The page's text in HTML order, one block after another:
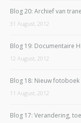
Blog 20: Archief van
31 August, 2012
Blog 19: Documentaire
12 August, 2012
Blog 18: Nieuw
11 August, 2012
Blog 17: Verandering,